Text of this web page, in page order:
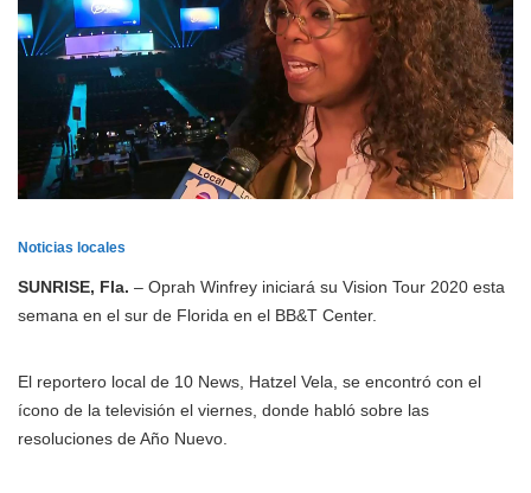
Noticias locales
SUNRISE, Fla. – Oprah Winfrey iniciará su Vision Tour 2020 esta
semana en el sur de Florida en el BB&T Center.
El reportero local de 10 News, Hatzel Vela, se encontró con el
ícono de la televisión el viernes, donde habló sobre las
resoluciones de Año Nuevo.